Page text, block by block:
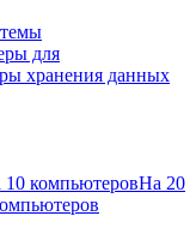
для
хранения данных
компьютеровНа 20